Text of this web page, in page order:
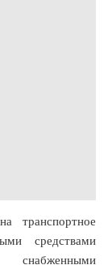
транспортное
средствами
снабженными